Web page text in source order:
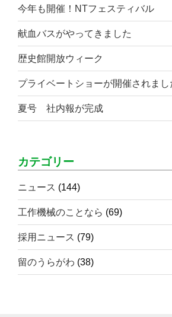
今年も開催！NTフェスティバル
献血バスがやってきました
歴史館開放ウィーク
プライベートショーが開催されまし
夏号 社内報が完成
カテゴリー
ニュース (144)
工作機械のことなら (69)
採用ニュース (79)
留のうらがわ (38)